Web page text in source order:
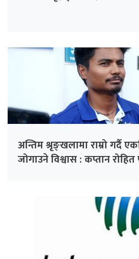
अन्तिम श्रृङ्खलामा राम्रो गर्दै
जोगाउने विश्वास : कप्तान